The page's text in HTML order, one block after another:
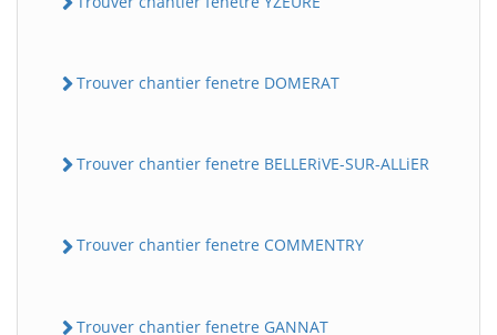
Trouver chantier fenetre DOMERAT
Trouver chantier fenetre BELLERiVE-SUR-ALLiER
Trouver chantier fenetre COMMENTRY
Trouver chantier fenetre GANNAT